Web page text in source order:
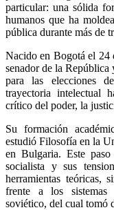
particular: una sólida
humanos que ha
pública durante más de
Nacido en Bogotá el 24
senador de la
para las elecciones
trayectoria intelectual
crítico del poder, la
Su formación
estudió Filosofía en la
en Bulgaria. Este
socialista y sus
herramientas teóricas,
frente a los
soviético, del cual tomó